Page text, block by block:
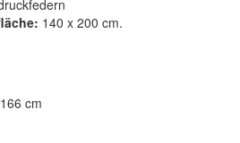
140 x 200 cm.
cm